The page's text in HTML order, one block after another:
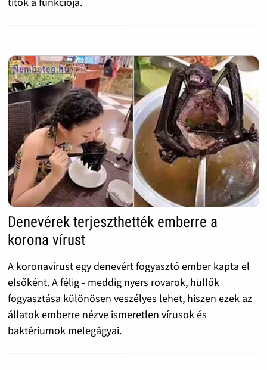
Denevérek terjeszthették emberre a
korona vírust
A koronavírust egy denevért fogyasztó ember kapta el
elsőként. A félig - meddig nyers rovarok, hüllők
fogyasztása különösen veszélyes lehet, hiszen ezek az
állatok emberre nézve ismeretlen vírusok és
baktériumok melegágyai.